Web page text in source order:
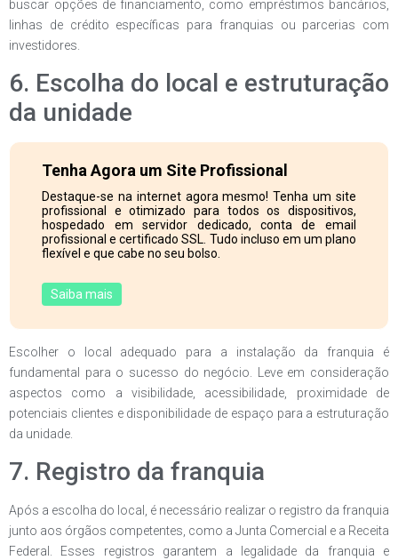
buscar opções de financiamento, como empréstimos bancários,
linhas de crédito específicas para franquias ou parcerias com
investidores.
6. Escolha do local e estruturação
da unidade
Tenha Agora um Site Profissional
Destaque-se na internet agora mesmo! Tenha um site
profissional e otimizado para todos os dispositivos,
hospedado em servidor dedicado, conta de email
profissional e certificado SSL. Tudo incluso em um plano
flexível e que cabe no seu bolso.
Saiba mais
Escolher o local adequado para a instalação da franquia é
fundamental para o sucesso do negócio. Leve em consideração
aspectos como a visibilidade, acessibilidade, proximidade de
potenciais clientes e disponibilidade de espaço para a estruturação
da unidade.
7. Registro da franquia
Após a escolha do local, é necessário realizar o registro da franquia
junto aos órgãos competentes, como a Junta Comercial e a Receita
Federal. Esses registros garantem a legalidade da franquia e